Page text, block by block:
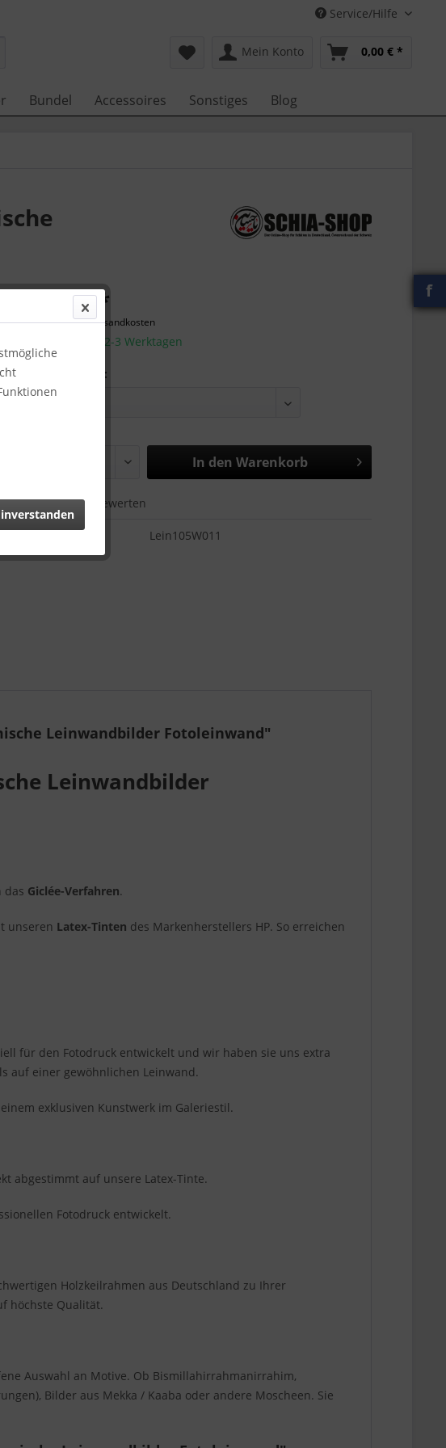
Service/Hilfe
Mein Konto 0,00 € *
Bundel Accessoires Sonstiges Blog
26,00 € *
inkl. MwSt.zzgl. Versandkosten
Zustellung in 2-3 Werktagen
Leinwand Maße:
In den Warenkorb
Merken Bewerten
Artikel-Nr.: Lein105W011
Leinwandbilder Fotoleinwand"
Leinwandbilder
das Giclée-Verfahren.
unseren Latex-Tinten des Markenherstellers HP. So erreichen
für den Fotodruck entwickelt und wir haben sie uns extra
auf einer gewöhnlichen Leinwand.
exklusiven Kunstwerk im Galeriestil.
abgestimmt auf unsere Latex-Tinte.
Fotodruck entwickelt.
Holzkeilrahmen aus Deutschland zu Ihrer
höchste Qualität.
Auswahl an Motive. Ob Bismillahirrahmanirrahim,
Bilder aus Mekka / Kaaba oder andere Moscheen. Sie
f